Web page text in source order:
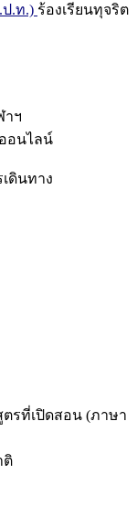
.ท.) ร้องเรียนทุจริต
าฯ
อนไลน์
ดินทาง
รที่เปิดสอน (ภาษา
ติ